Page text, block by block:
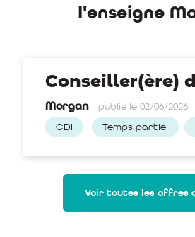
l'enseigne
Conseiller(ère)
Morgan
publié le 02/06/2026
CDI
Temps partiel
Voir toutes les offres